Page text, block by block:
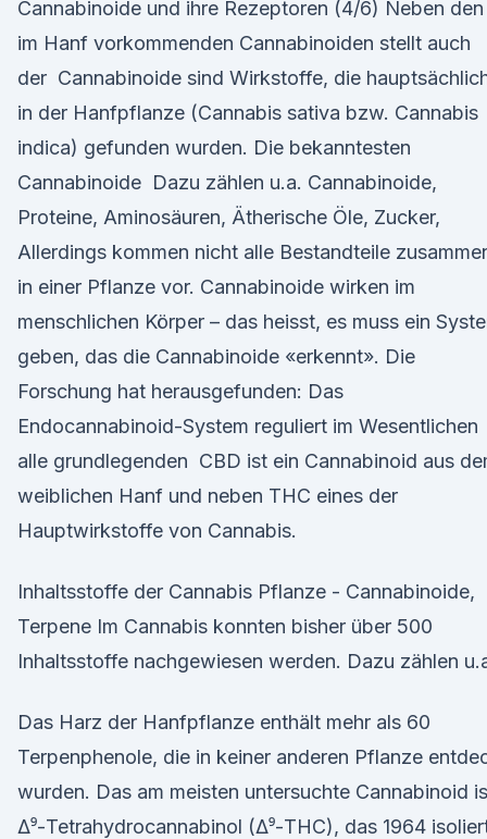
Cannabinoide und ihre Rezeptoren (4/6) Neben den
im Hanf vorkommenden Cannabinoiden stellt auch
der Cannabinoide sind Wirkstoffe, die
in der Hanfpflanze (Cannabis sativa bzw. Cannabis
indica) gefunden wurden. Die bekanntesten
Cannabinoide Dazu zählen u.a. Cannabinoide,
Proteine, Aminosäuren, Ätherische Öle, Zucker,
Allerdings kommen nicht alle Bestandteile
in einer Pflanze vor. Cannabinoide wirken im
menschlichen Körper – das heisst, es muss ein
geben, das die Cannabinoide «erkennt». Die
Forschung hat herausgefunden: Das
Endocannabinoid-System reguliert im Wesentlichen
alle grundlegenden CBD ist ein Cannabinoid aus
weiblichen Hanf und neben THC eines der
Hauptwirkstoffe von Cannabis.
Inhaltsstoffe der Cannabis Pflanze - Cannabinoide,
Terpene Im Cannabis konnten bisher über 500
Inhaltsstoffe nachgewiesen werden. Dazu zählen
Das Harz der Hanfpflanze enthält mehr als 60
Terpenphenole, die in keiner anderen Pflanze
wurden. Das am meisten untersuchte Cannabinoid
Δ⁹-Tetrahydrocannabinol (Δ⁹-THC), das 1964